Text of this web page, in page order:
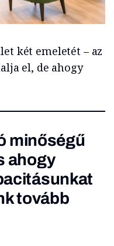
két emeletét – az
el, de ahogy
minőségű
ahogy
tovább